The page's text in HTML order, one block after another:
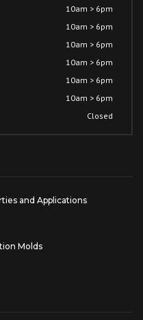
10am > 6pm
10am > 6pm
10am > 6pm
10am > 6pm
10am > 6pm
10am > 6pm
Closed
and Applications
Molds